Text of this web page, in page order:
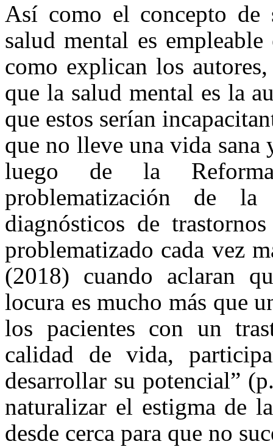
Así como el concepto de
salud mental es
como explican los
que la salud mental es la
que estos serían
que no lleve una vida sana
luego de la
problematización de
diagnósticos de
problematizado cada vez
(2018) cuando aclaran
locura es mucho más que
los pacientes con un
calidad de vida,
desarrollar su potencial”
naturalizar el estigma de
desde cerca para que no